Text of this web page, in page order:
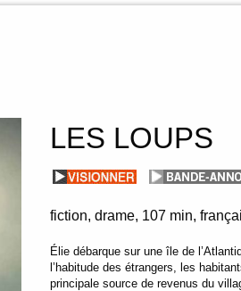
LES LOUPS
fiction drame 107 min
Élie débarque sur une île de
l’habitude des étrangers, les
principale source de revenus du